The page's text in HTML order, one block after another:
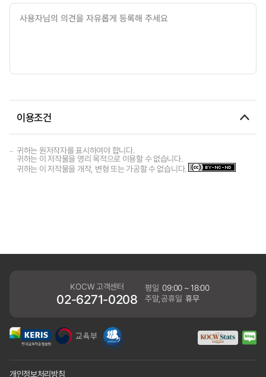
이용조건
귀하는 원저작자를 표시하여야 합니다.
귀하는 이 저작물을 영리 목적으로 이용할 수 없습니다.
귀하는 이 저작물을 개작, 변형 또는 가공할 수 없습니다.
KOCW 고객센터
02-6271-0208
평일 09:00 ~ 18:00
주말,공휴일 휴무
개인정보처리방침